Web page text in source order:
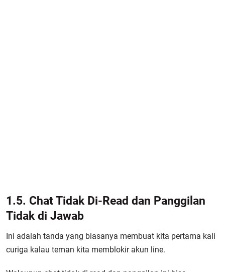
1.5. Chat Tidak Di-Read dan Panggilan
Tidak di Jawab
Ini adalah tanda yang biasanya membuat kita pertama kali
curiga kalau teman kita memblokir akun line.